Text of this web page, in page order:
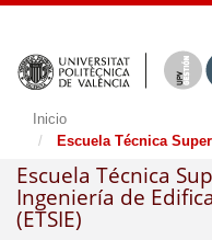
Inicio
Escuela Técnica
Escuela Técnica
Ingeniería de
(ETSIE)